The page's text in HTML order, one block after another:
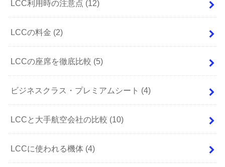
LCC利用時の注意点 (12)
LCCの料金 (2)
LCCの座席を徹底比較 (5)
ビジネスクラス・プレミアムシート (4)
LCCと大手航空会社の比較 (10)
LCCに使われる機体 (4)